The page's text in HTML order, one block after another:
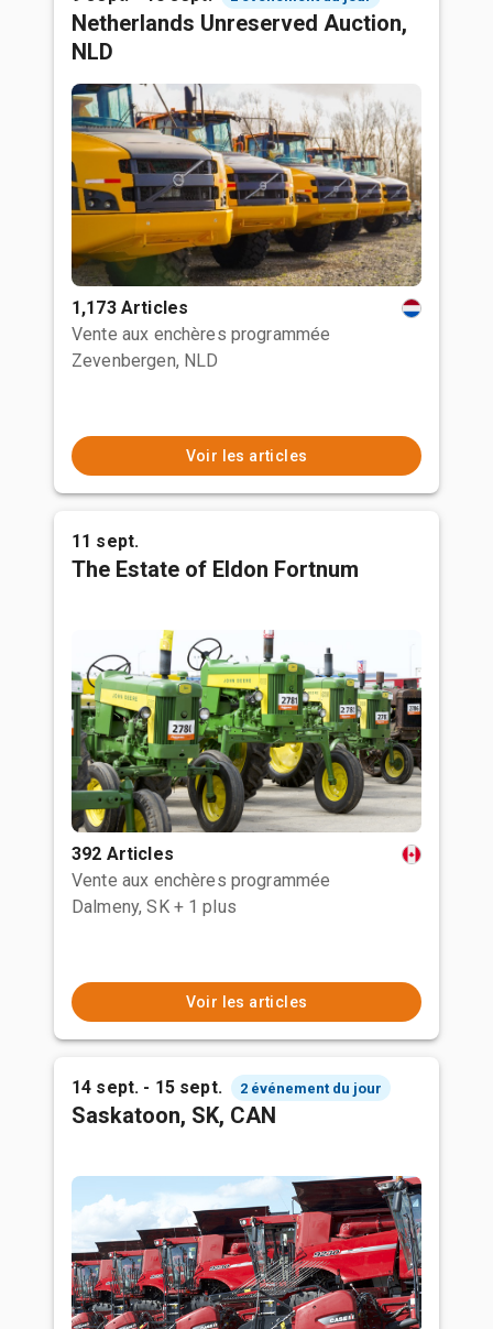
Netherlands Unreserved Auction,
NLD
1,173 Articles
Vente aux enchères programmée
Zevenbergen, NLD
Voir les articles
11 sept.
The Estate of Eldon Fortnum
392 Articles
Vente aux enchères programmée
Dalmeny, SK + 1 plus
Voir les articles
14 sept. - 15 sept. 2 événement du jour
Saskatoon, SK, CAN